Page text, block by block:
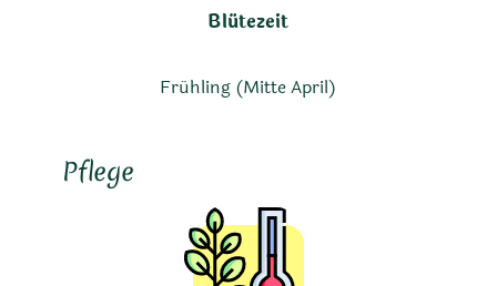
Blütezeit
Frühling (Mitte April)
Pflege